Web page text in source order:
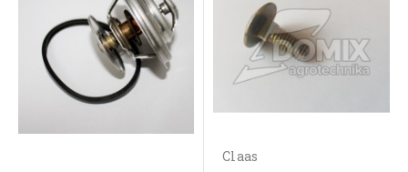
Claas